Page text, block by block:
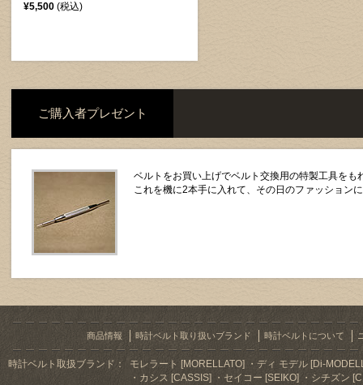
¥5,500 (税込)
ご購入者プレゼント
ベルトをお買い上げでベルト交換用の特製工具をも
これを機に2本手に入れて、その日のファッション
商品情報 時計ベルト取り扱いブランド 時計ベルトについて
時計ベルト取扱ブランド： モレラート [MORELLATO]
ディ モデル [Di-
カシス [CASSIS]
セイコー [SEIKO]
シチズン